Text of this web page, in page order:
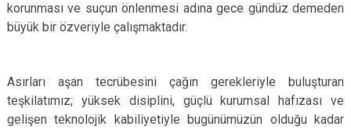
korunması ve suçun önlenmesi adına gece gündüz demeden
büyük bir özveriyle çalışmaktadır.
Asırları aşan tecrübesini çağın gerekleriyle buluşturan
teşkilatımız; yüksek disiplini, güçlü kurumsal hafızası ve
gelişen teknolojik kabiliyetiyle bugünümüzün olduğu kadar